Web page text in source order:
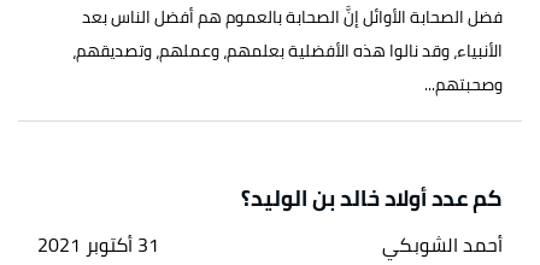
فضل الصحابة الأوائل إنَّ الصحابة بالعموم هم أفضل الناس بعد
الأنبياء، وقد نالوا هذه الأفضلية بعلمهم، وعملهم، وتصديقهم،
وصحبتهم...
كم عدد أولاد خالد بن الوليد؟
أحمد الشوبكي 31 أكتوبر 2021